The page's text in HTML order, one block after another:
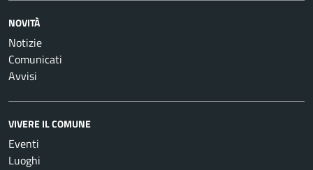
NOVITÀ
Notizie
Comunicati
Avvisi
VIVERE IL COMUNE
Eventi
Luoghi